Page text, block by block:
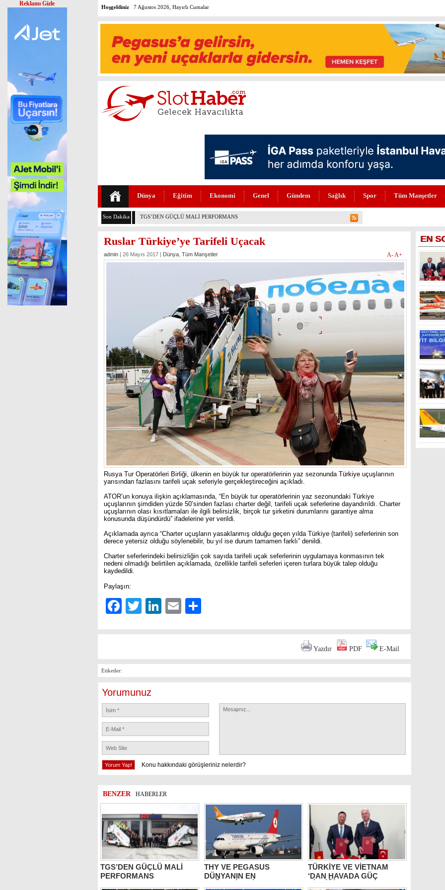
Hoşgeldiniz 7 Ağustos 2026, Hayırlı Cumalar
Dünya Eğitim Ekonomi Genel Gündem Sağlık Spor Tüm Manşetler
Son Dakika THY VE PEGASUS DÜNYANIN EN DEĞERLİLERİ ARASINDA
Ruslar Türkiye’ye Tarifeli Uçacak
admin | 26 Mayıs 2017 | Dünya Tüm Manşetler A-A+
Rusya Tur Operatörleri Birliği, ülkenin en büyük tur operatörlerinin yaz sezonunda Türkiye uçuşlarının
yarısından fazlasını tarifeli uçak seferiyle gerçekleştireceğini açıkladı.
ATOR’un konuya ilişkin açıklamasında, “En büyük tur operatörlerinin yaz sezonundaki Türkiye
uçuşlarının şimdiden yüzde 50’sinden fazlası charter değil, tarifeli uçak seferlerine dayandırıldı. Charter
uçuşlarının olası kısıtlamaları ile ilgili belirsizlik, birçok tur şirketini durumlarını garantiye alma
konusunda düşündürdü” ifadelerine yer verildi.
Açıklamada ayrıca “Charter uçuşların yasaklanmış olduğu geçen yılda Türkiye (tarifeli) seferlerinin son
derece yetersiz olduğu söylenebilir, bu yıl ise durum tamamen farklı” denildi.
Charter seferlerindeki belirsizliğin çok sayıda tarifeli uçak seferlerinin uygulamaya konmasının tek
nedeni olmadığı belirtilen açıklamada, özellikle tarifeli seferleri içeren turlara büyük talep olduğu
kaydedildi.
Paylaşın:
Facebook
TwitterLinkedIn
Email
Yazdır PDF E-Mail
Etiketler:
Yorumunuz
Konu hakkındaki görüşleriniz nelerdir?
BENZER HABERLER
TGS’DEN GÜÇLÜ MALİ
PERFORMANS
THY VE PEGASUS
DÜNYANIN EN
TÜRKİYE VE VİETNAM
‘DAN HAVADA GÜÇ
EN
Reklamı Gizle